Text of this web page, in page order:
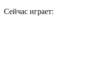
Сейчас играет: